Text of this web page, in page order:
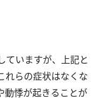
ていますが、上記と
れらの症状はなくな
動悸が起きることが